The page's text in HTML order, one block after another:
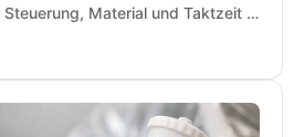
Material und Taktzeit in